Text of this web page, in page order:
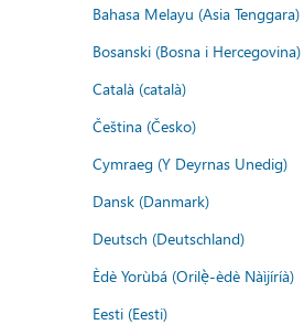
Bahasa Melayu (Asia Tenggara)
Bosanski (Bosna i Hercegovina)
Català (català)
Čeština (Česko)
Cymraeg (Y Deyrnas Unedig)
Dansk (Danmark)
Deutsch (Deutschland)
Èdè Yorùbá (Orilẹ̀-èdè Nàìjíríà)
Eesti (Eesti)